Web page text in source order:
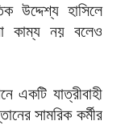
উদ্দেশ্য হাসিলে
কাম্য নয় বলেও
একটি যাত্রীবাহী
সামরিক কর্মীর